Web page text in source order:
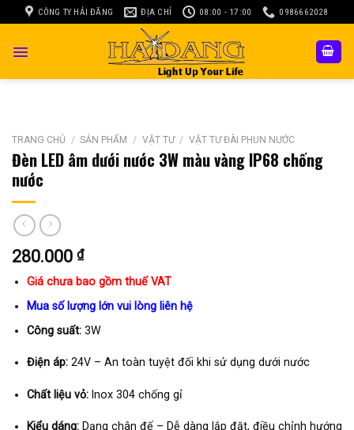
to
CÔNG TY HẢI ĐĂNG ĐỊA CHỈ 08:00 - 17:00 0986662028
TRANG CHỦ / SẢN PHẨM / VẬT TƯ / VẬT TƯ ĐÀI PHUN NƯỚC
Đèn LED âm dưới nước 3W màu vàng IP68 chống
nước
280.000 ₫
Giá chưa bao gồm thuế VAT
Mua số lượng lớn vui lòng liên hệ
Công suất:3W
Điện áp:24V – An toàn tuyệt đối khi sử dụng dưới nước
Chất liệu vỏ:Inox 304 chống gỉ
Kiểu dáng:Dạng chân đế – Dễ dàng lắp đặt, điều chỉnh hướng